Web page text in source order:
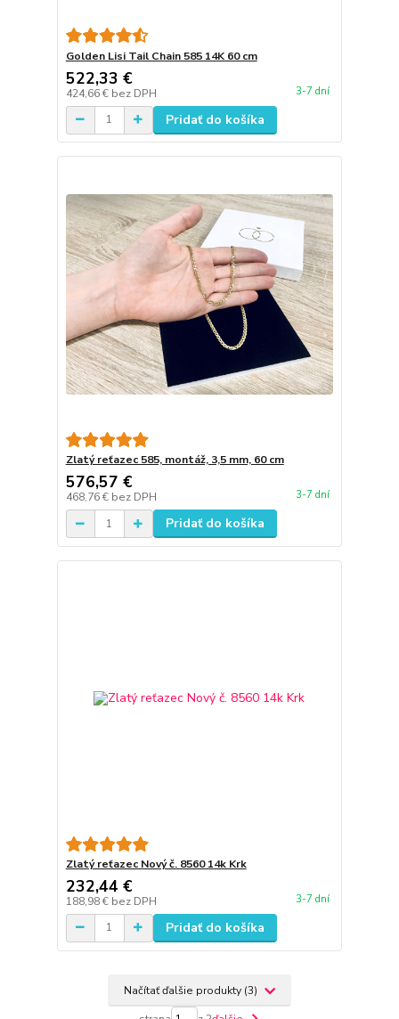
Golden Lisi Tail Chain 585 14K 60 cm
522,33 €
424,66 € bez DPH 3-7 dní
Pridať do košíka
Zlatý reťazec 585, montáž, 3,5 mm, 60 cm
576,57 €
468,76 € bez DPH 3-7 dní
Pridať do košíka
Zlatý reťazec Nový č. 8560 14k Krk
232,44 €
188,98 € bez DPH 3-7 dní
Pridať do košíka
Načítať ďalšie produkty (3)